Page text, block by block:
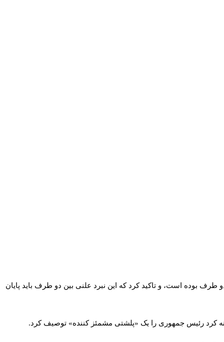
بوده است، و تاکید کرد که این نبرد علنی بین دو طرف باید پایان
کرد رئیس جمهوری را یک «پلشتی مشمئز کننده» توصیف کرد.